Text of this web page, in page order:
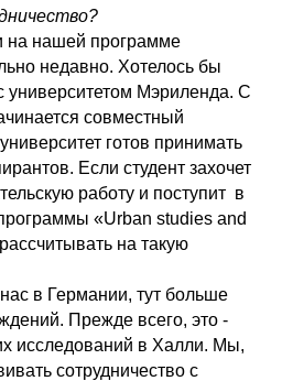
на нашей программе
недавно. Хотелось бы
университетом Мэриленда. С
совместный
готов принимать
Если студент захочет
работу и поступит в
«Urban studies and
на такую
в Германии, тут больше
Прежде всего, это -
исследований в Халли. Мы,
сотрудничество с